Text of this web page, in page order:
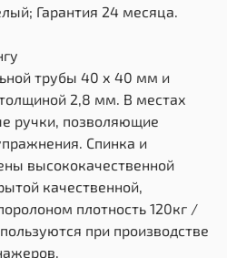
Гарантия 24 месяца.
трубы 40 х 40 мм и
2,8 мм. В местах
ручки, позволяющие
Спинка и
высококачественной
качественной,
плотность 120кг /
при производстве